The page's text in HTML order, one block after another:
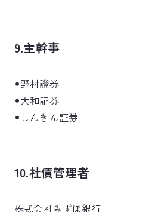
9.主幹事
野村證券
大和証券
しんきん証券
10.社債管理者
株式会社みずほ銀行